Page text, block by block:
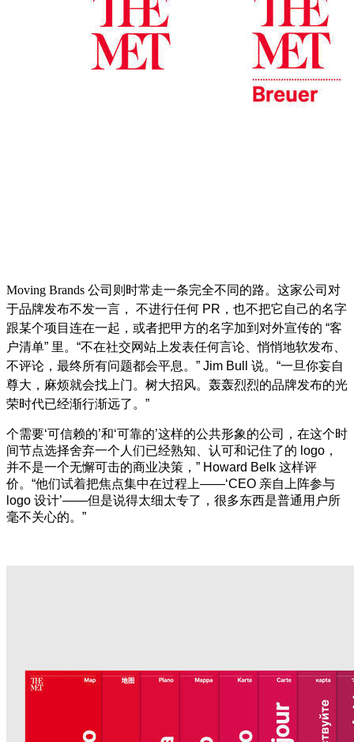
Moving Brands 公司则时常走一条完全不同的路。这家公司对
于品牌发布不发一言， 不进行任何 PR ，也不把它自己的名字
跟某个项目连在一起，或者把甲方的名字加到对外宣传的 “客
户清单” 里。 “不在社交网站上发表任何言论、悄悄地软发布、
不评论，最终所有问题都会平息。 ” Jim Bull 说。 “一旦你妄自
尊大，麻烦就会找上门。树大招风。轰轰烈烈的品牌发布的光
荣时代已经渐行渐远了。 ”
个需要‘可信赖的’和‘可靠的’这样的公共形象的公司，在这个时
间节点选择舍弃一个人们已经熟知、认可和记住了的 logo ，
并不是一个无懈可击的商业决策， ” Howard Belk 这样评
价。 “他们试着把焦点集中在过程上——‘CEO 亲自上阵参与
logo 设计’——但是说得太细太专了，很多东西是普通用户所
毫不关心的。 ”